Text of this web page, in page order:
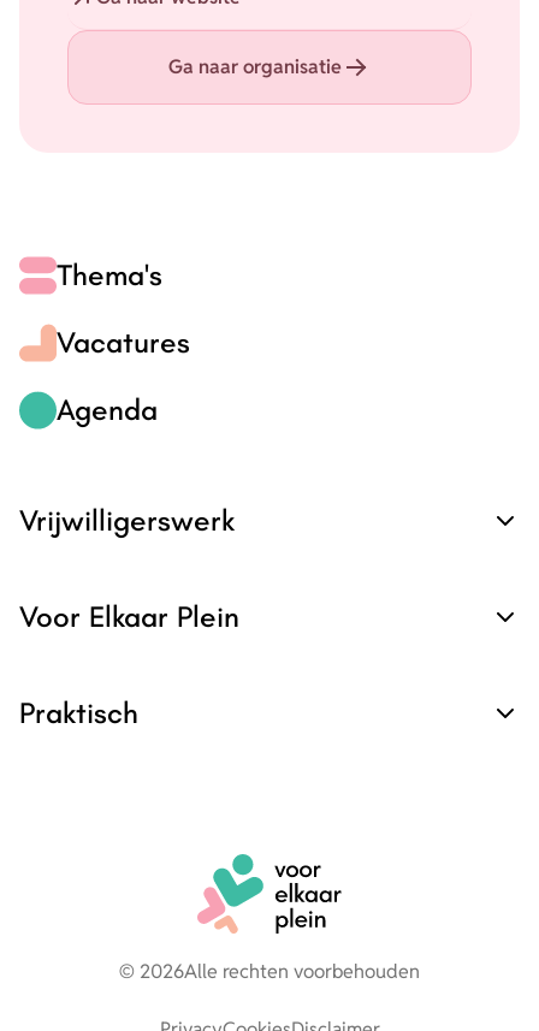
Ga naar organisatie
Thema's
Vacatures
Agenda
Vrijwilligerswerk
Voor Elkaar Plein
Praktisch
© 2026Alle rechten voorbehouden